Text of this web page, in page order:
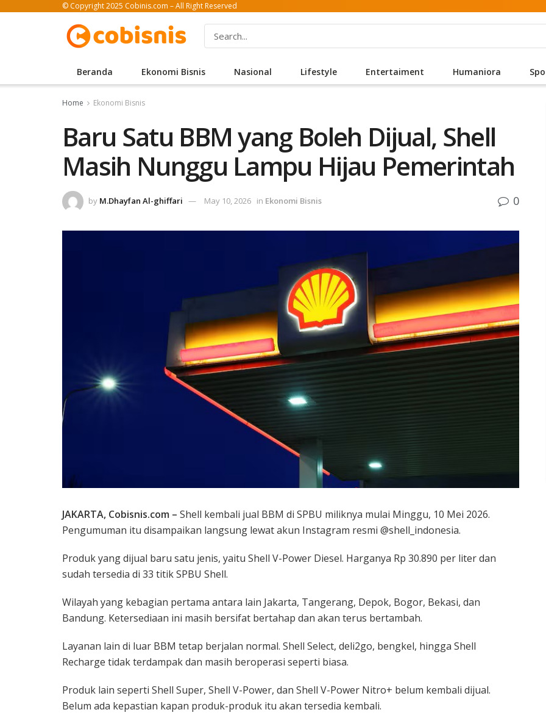
© Copyright 2025 Cobinis.com – All Right Reserved
Beranda Ekonomi Bisnis Nasional Lifestyle Entertaiment Humaniora
Home Ekonomi Bisnis
Baru Satu BBM yang Boleh Dijual, Shell
Masih Nunggu Lampu Hijau Pemerintah
by M.Dhayfan Al-ghiffari May 10, 2026 in Ekonomi Bisnis 0
JAKARTA, Cobisnis.com – Shell kembali jual BBM di SPBU miliknya mulai Minggu, 10 Mei 2026.
Pengumuman itu disampaikan langsung lewat akun Instagram resmi @shell_indonesia.
Produk yang dijual baru satu jenis, yaitu Shell V-Power Diesel. Harganya Rp 30.890 per liter dan
sudah tersedia di 33 titik SPBU Shell.
Wilayah yang kebagian pertama antara lain Jakarta, Tangerang, Depok, Bogor, Bekasi, dan
Bandung. Ketersediaan ini masih bersifat bertahap dan akan terus bertambah.
Layanan lain di luar BBM tetap berjalan normal. Shell Select, deli2go, bengkel, hingga Shell
Recharge tidak terdampak dan masih beroperasi seperti biasa.
Produk lain seperti Shell Super, Shell V-Power, dan Shell V-Power Nitro+ belum kembali dijual.
Belum ada kepastian kapan produk-produk itu akan tersedia kembali.